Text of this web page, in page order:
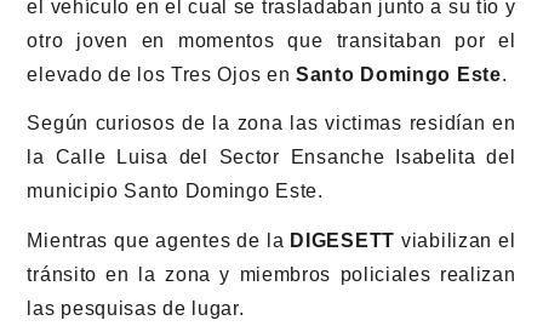
el vehículo en el cual se trasladaban junto a su tío y
otro joven en momentos que transitaban por el
elevado de los Tres Ojos enSanto Domingo Este.
Según curiosos de la zona las victimas residían en
la Calle Luisa del Sector Ensanche Isabelita del
municipio Santo Domingo Este.
Mientras que agentes de la DIGESETT viabilizan el
tránsito en la zona y miembros policiales realizan
las pesquisas de lugar.